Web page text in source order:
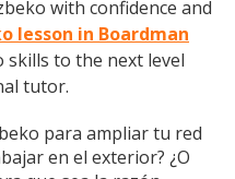
with confidence and
lesson in Boardman
to the next level
tutor.
para ampliar tu red
en el exterior? ¿O